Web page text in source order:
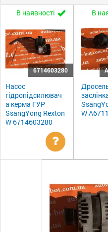
В наявності
6714603280
Насос
гідропідсилювач
а керма ГУР
SsangYong Rexton
W 6714603280
Уточнити
В
W